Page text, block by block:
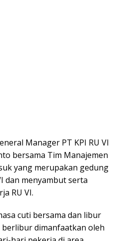
Manager PT KPI RU VI
bersama Tim Manajemen
yang merupakan gedung
dan menyambut serta
RU VI.
cuti bersama dan libur
dimanfaatkan oleh